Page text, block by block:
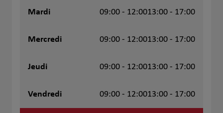
Mardi 09:00 - 12:0013:00 - 17:00
Mercredi 09:00 - 12:0013:00 - 17:00
Jeudi 09:00 - 12:0013:00 - 17:00
Vendredi 09:00 - 12:0013:00 - 17:00